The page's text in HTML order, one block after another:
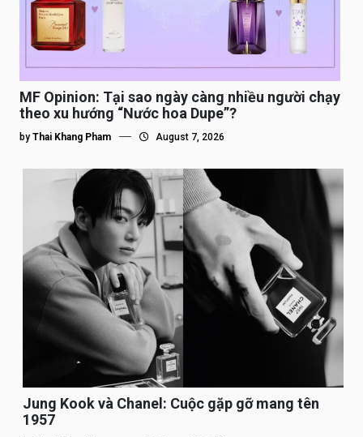
MF Opinion: Tại sao ngày càng nhiều người chạy
theo xu hướng “Nước hoa Dupe”?
by Thai Khang Pham August 7, 2026
Jung Kook và Chanel: Cuộc gặp gỡ mang tên
1957